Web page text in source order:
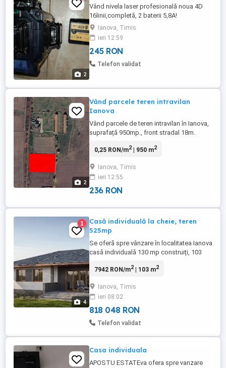
2
Vând nivela laser profesională noua 4D
16linii,completă, 2 baterii 5,8A!
Ianova, Timis
ieri 12:59
245 RON
Telefon validat
2
Vând parcele teren intravilan
Ianova
Vând parcele de teren intravilan în Ianova,
suprafață 950mp., front stradal 18m.
0,25 RON/m2| 950 m2
Ianova, Timis
ieri 12:55
236 RON
4
1
Casă individuală la cheie, teren
525mp
Se oferă spre vânzare în localitatea Ianova
casă individuală 130 mp construiți, 103
Living și bucătărie plus terasă. Casa se
personalizării interiorului în baza unui
buget alocat
7942 RON/m2| 103 m2
Ianova, Timis
ieri 08:02
818 048 RON
Telefon validat
Casa individuala
APOSTU ESTATEva ofera spre vanzare